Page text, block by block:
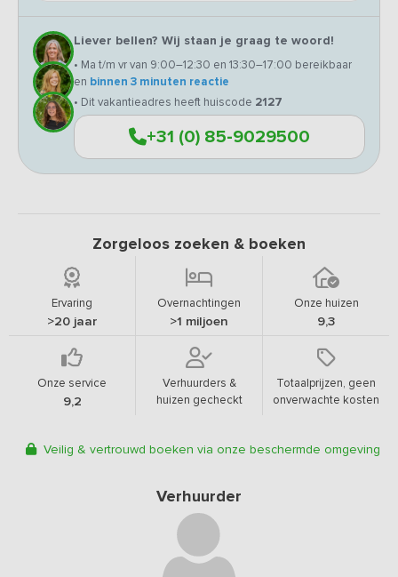
Liever bellen? Wij staan je graag te woord!
• Ma t/m vr van 9:00–12:30 en 13:30–17:00 bereikbaar
en binnen 3 minuten reactie
• Dit vakantieadres heeft huiscode 2127
+31 (0) 85-9029500
Zorgeloos zoeken & boeken
Ervaring
>20 jaar
Overnachtingen
>1 miljoen
Onze huizen
9,3
Onze service
9,2
Verhuurders &
huizen gecheckt
Totaalprijzen, geen
onverwachte kosten
Veilig & vertrouwd boeken via onze beschermde omgeving
Verhuurder